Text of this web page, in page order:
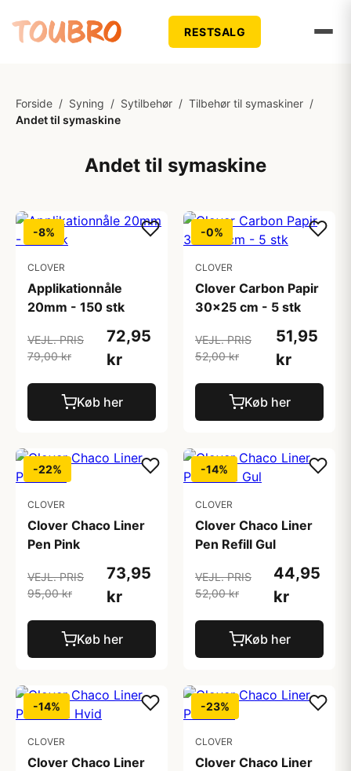
RESTSALG
Forside / Syning / Sytilbehør / Tilbehør til symaskiner /
Andet til symaskine
Andet til symaskine
-8%
CLOVER
Applikationnåle
20mm - 150 stk
VEJL. PRIS
79,00 kr
72,95
kr
Køb her
-0%
CLOVER
Clover Carbon Papir
30x25 cm - 5 stk
VEJL. PRIS
52,00 kr
51,95
kr
Køb her
-22%
CLOVER
Clover Chaco Liner
Pen Pink
VEJL. PRIS
95,00 kr
73,95
kr
Køb her
-14%
CLOVER
Clover Chaco Liner
Pen Refill Gul
VEJL. PRIS
52,00 kr
44,95
kr
Køb her
-14%
CLOVER
Clover Chaco Liner
-23%
CLOVER
Clover Chaco Liner